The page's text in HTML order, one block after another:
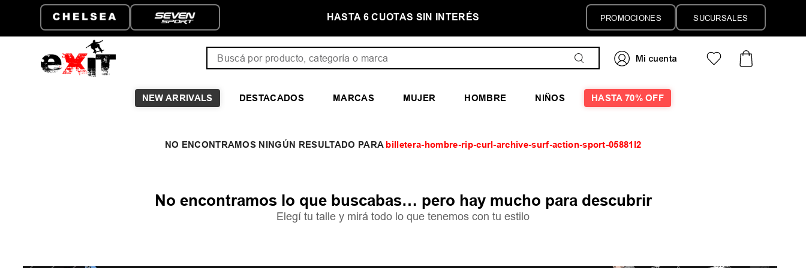
ENVÍO GRATIS A PARTIR DE
$149.999
HASTA 6 CUOTAS SIN INTERÉS PROMOCIONES SUCURSALES
NEW ARRIVALS DESTACADOS MARCAS MUJER HOMBRE NIÑOS HASTA 70% OFF
billetera-hombre-rip-curl-archive-surf-action-sport-05881l2
No encontramos lo que buscabas… pero hay mucho para descubrir
Elegí tu talle y mirá todo lo que tenemos con tu estilo